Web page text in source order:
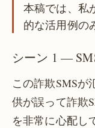
本稿では、私
的な活用例の
シーン 1 —
この詐欺SMSが
供が誤って詐欺
を非常に心配し